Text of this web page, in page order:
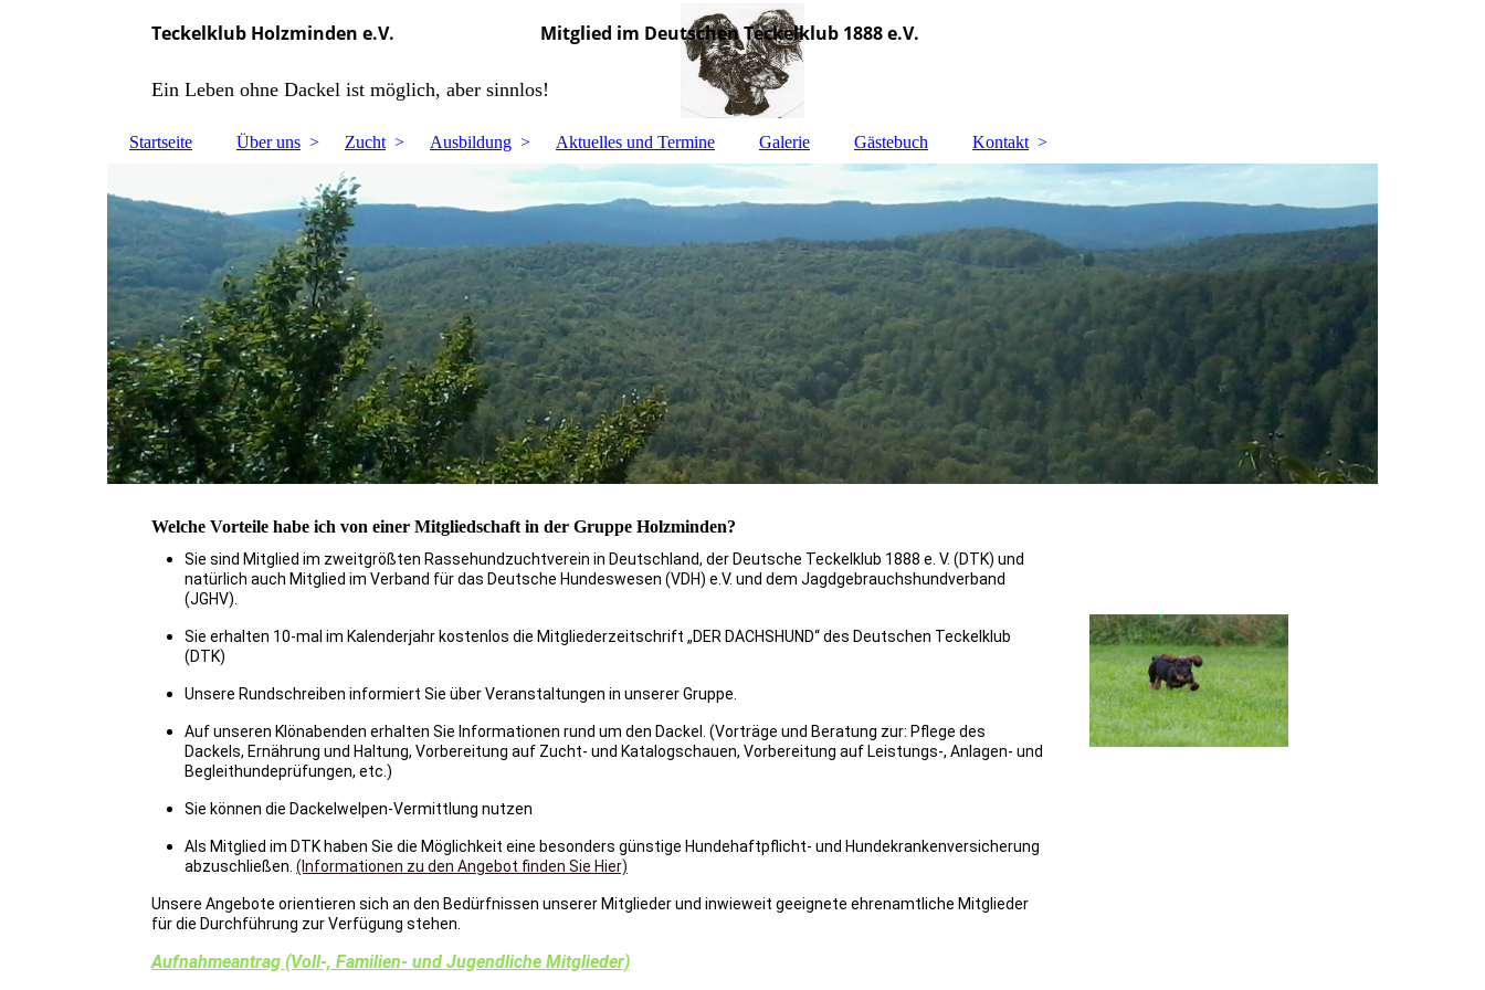
Teckelklub Holzminden e.V. Mitglied im Deutschen Teckelklub 1888 e.V.
Ein Leben ohne Dackel ist möglich, aber sinnlos!
Startseite Über uns Zucht Ausbildung Aktuelles und Termine Galerie Gästebuch Kontakt
Welche Vorteile habe ich von einer Mitgliedschaft in der Gruppe Holzminden?
Sie sind Mitglied im zweitgrößten Rassehundzuchtverein in Deutschland, der Deutsche Teckelklub 1888 e. V. (DTK) und
natürlich auch Mitglied im Verband für das Deutsche Hundeswesen (VDH) e.V. und dem Jagdgebrauchshundverband
(JGHV).
Sie erhalten 10-mal im Kalenderjahr kostenlos die Mitgliederzeitschrift „DER DACHSHUND“ des Deutschen Teckelklub
(DTK)
Unsere Rundschreiben informiert Sie über Veranstaltungen in unserer Gruppe.
Auf unseren Klönabenden erhalten Sie Informationen rund um den Dackel. (Vorträge und Beratung zur: Pflege des
Dackels, Ernährung und Haltung, Vorbereitung auf Zucht- und Katalogschauen, Vorbereitung auf Leistungs-, Anlagen- und
Begleithundeprüfungen, etc.)
Sie können die Dackelwelpen-Vermittlung nutzen
Als Mitglied im DTK haben Sie die Möglichkeit eine besonders günstige Hundehaftpflicht- und Hundekrankenversicherung
abzuschließen. (Informationen zu den Angebot finden Sie Hier)
Unsere Angebote orientieren sich an den Bedürfnissen unserer Mitglieder und inwieweit geeignete ehrenamtliche Mitglieder
für die Durchführung zur Verfügung stehen.
Aufnahmeantrag (Voll-, Familien- und Jugendliche Mitglieder)